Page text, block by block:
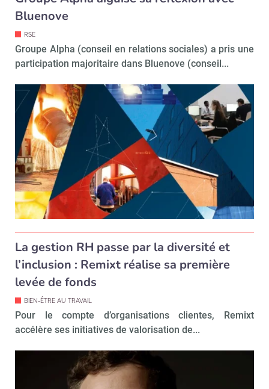
Bluenove
RSE
Groupe Alpha (conseil en relations sociales) a pris une
participation majoritaire dans Bluenove (conseil...
La gestion RH passe par la diversité et
l’inclusion : Remixt réalise sa première
levée de fonds
BIEN-ÊTRE AU TRAVAIL
Pour le compte d’organisations clientes, Remixt
accélère ses initiatives de valorisation de...
Non merci, je reçois déjà
!
Je déciderai plus
tard